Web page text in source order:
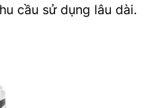
cầu sử dụng lâu dài.